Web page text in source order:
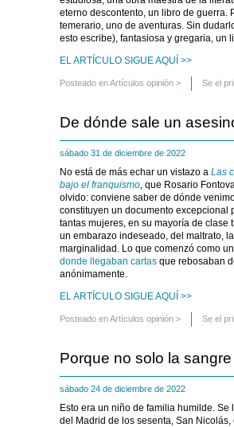
eterno descontento, un libro de guerra.
temerario, uno de aventuras. Sin
esto escribe), fantasiosa y gregaria, un
EL ARTÍCULO SIGUE AQUÍ >>
Posteado enArtículos opinión > Se el
De dónde sale un
sábado 31 de diciembre de 2022
No está de más echar un vistazo a Las
bajo el franquismo, que Rosario
olvido: conviene saber de dónde
constituyen un documento excepcional
tantas mujeres, en su mayoría de
un embarazo indeseado, del maltrato,
marginalidad. Lo que comenzó como
donde llegaban cartas que rebosaban
anónimamente.
EL ARTÍCULO SIGUE AQUÍ >>
Posteado enArtículos opinión > Se el
Porque no solo la
sábado 24 de diciembre de 2022
Esto era un niño de familia humilde.
del Madrid de los sesenta, San